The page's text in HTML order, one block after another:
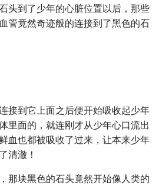
头到了少年的心脏位置以后，那些
管竟然奇迹般的连接到了黑色的石
接到它上面之后便开始吸收起少年
里面的，就连刚才从少年心口流出
血也都被吸收了过来，让本来少年
清澈！
那块黑色的石头竟然开始像人类的